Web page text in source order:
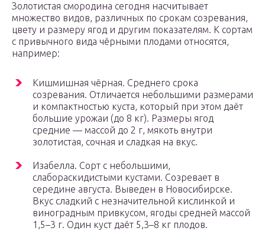
Золотистая смородина сегодня насчитывает
множество видов, различных по срокам созревания,
цвету и размеру ягод и другим показателям. К сортам
с привычного вида чёрными плодами относятся,
например:
Кишмишная чёрная. Среднего срока
созревания. Отличается небольшими размерами
и компактностью куста, который при этом даёт
большие урожаи (до 8 кг). Размеры ягод
средние — массой до 2 г, мякоть внутри
золотистая, сочная и сладкая на вкус.
Изабелла. Сорт с небольшими,
слабораскидистыми кустами. Созревает в
середине августа. Выведен в Новосибирске.
Вкус сладкий с незначительной кислинкой и
виноградным привкусом, ягоды средней массой
1,5–3 г. Один куст даёт 5,3–8 кг плодов.